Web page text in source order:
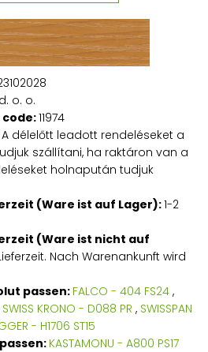
o. o.
11974
A délelőtt leadott rendeléseket a
szállítani, ha raktáron van a
holnapután tudjuk
(Ware ist auf Lager):1-2
(Ware ist nicht auf
Nach Warenankunft wird
passen: FALCO - 404 FS24 ,
SWISS KRONO - D088 PR , SWISSPAN
- H1706 ST15
KASTAMONU - A800 PS17